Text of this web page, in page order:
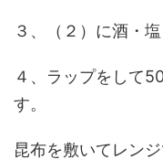
３、（２）に酒・塩
４、ラップをして
す。
昆布を敷いてレン